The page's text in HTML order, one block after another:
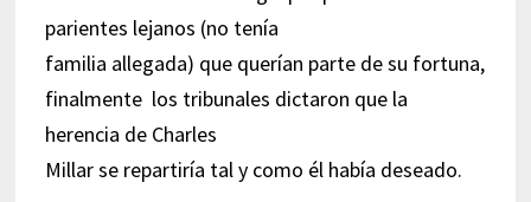
parientes lejanos (no tenía
familia allegada) que querían parte de su fortuna,
finalmente los tribunales dictaron que la
herencia de Charles
Millar se repartiría tal y como él había deseado.